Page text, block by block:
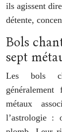
ils agissent
détente,
Bols
sept
Les bols
métaux
l’astrologie :